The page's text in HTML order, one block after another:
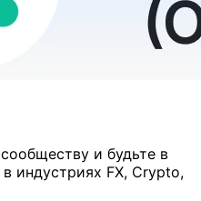
и будьте в
индустриях FX, Crypto,